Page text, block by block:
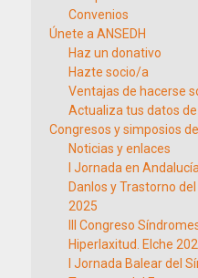
Convenios
Únete a ANSEDH
Haz un donativo
Hazte socio/a
Ventajas de hacerse
Actualiza tus datos
Congresos y simposios de
Noticias y enlaces
I Jornada en
Danlos y Trastorno
2025
III Congreso
Hiperlaxitud. Elche
I Jornada Balear del